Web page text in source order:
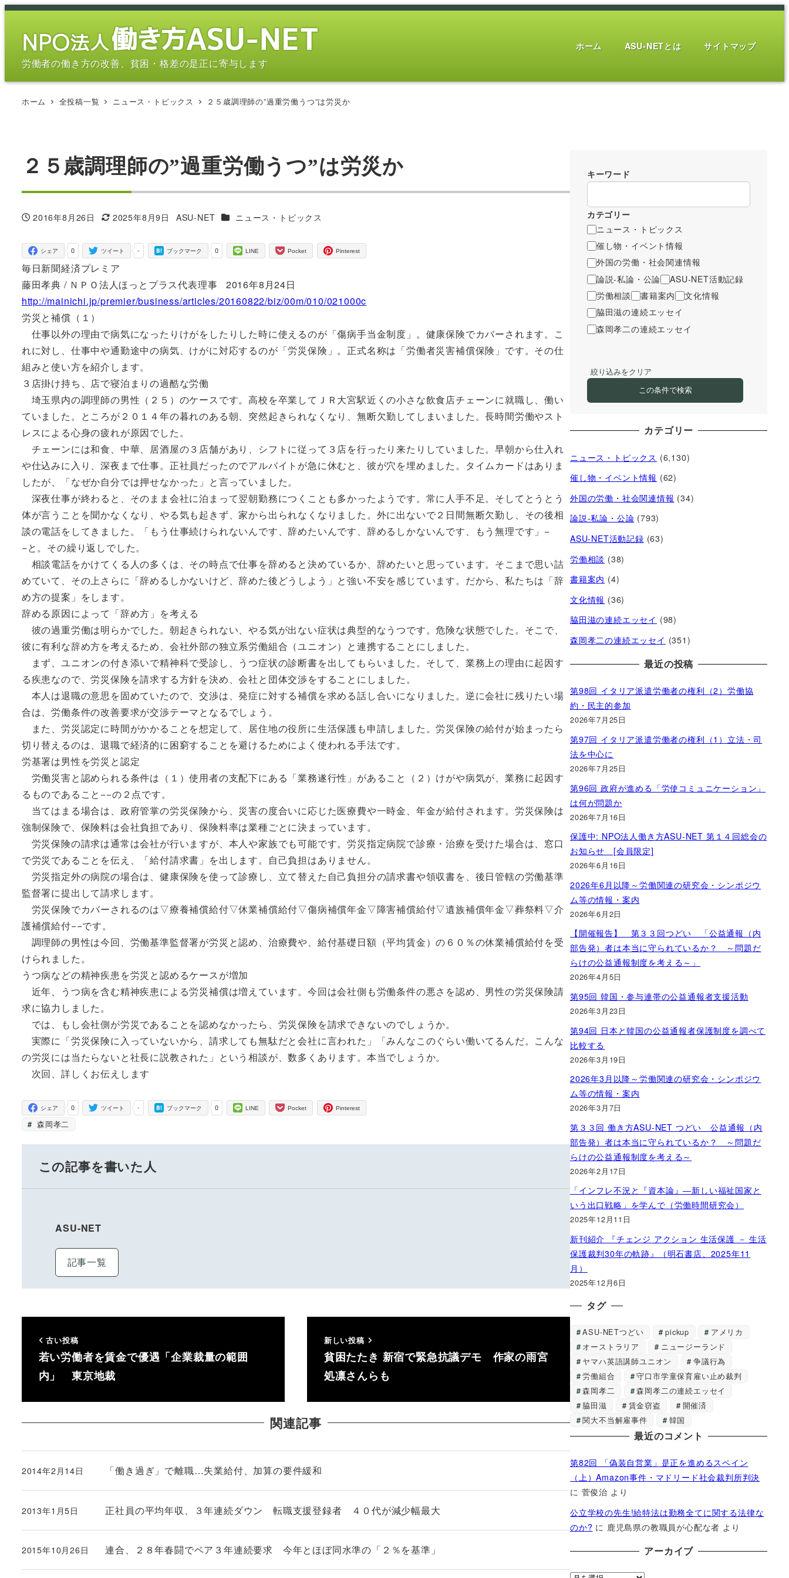
メ
労働者の働き方の改善、貧困・格差の是正に寄与します
ホーム ASU-NETとは サイトマップ
ホーム 全投稿一覧 ニュース・トピックス ２５歳調理師の”過重労働うつ”は労災か
２５歳調理師の”過重労働うつ”は労災か
投稿日
2016年8月26日
更新日
2025年8月9日
著
ASU-NET カテゴリー
ニュース・トピックス
0
シェア -
ツイート 0
ブックマーク LINE Pocket Pinterest
毎日新聞経済プレミア
藤田孝典 / ＮＰＯ法人ほっとプラス代表理事 2016年8月24日
http://mainichi.jp/premier/business/articles/20160822/biz/00m/010/021000c
労災と補償（１）
仕事以外の理由で病気になったりけがをしたりした時に使えるのが「傷病手当金制度」。健康保険でカバーされます。こ
れに対し、仕事中や通勤途中の病気、けがに対応するのが「労災保険」。正式名称は「労働者災害補償保険」です。その仕
組みと使い方を紹介します。
３店掛け持ち、店で寝泊まりの過酷な労働
埼玉県内の調理師の男性（２５）のケースです。高校を卒業してＪＲ大宮駅近くの小さな飲食店チェーンに就職し、働い
ていました。ところが２０１４年の暮れのある朝、突然起きられなくなり、無断欠勤してしまいました。長時間労働やスト
レスによる心身の疲れが原因でした。
チェーンには和食、中華、居酒屋の３店舗があり、シフトに従って３店を行ったり来たりしていました。早朝から仕入れ
や仕込みに入り、深夜まで仕事。正社員だったのでアルバイトが急に休むと、彼が穴を埋めました。タイムカードはありま
したが、「なぜか自分では押せなかった」と言っていました。
深夜仕事が終わると、そのまま会社に泊まって翌朝勤務につくことも多かったようです。常に人手不足。そしてとうとう
体が言うことを聞かなくなり、やる気も起きず、家から出られなくなりました。外に出ないで２日間無断欠勤し、その後相
談の電話をしてきました。「もう仕事続けられないんです、辞めたいんです、辞めるしかないんです、もう無理です」−
−と。その繰り返しでした。
相談電話をかけてくる人の多くは、その時点で仕事を辞めると決めているか、辞めたいと思っています。そこまで思い詰
めていて、その上さらに「辞めるしかないけど、辞めた後どうしよう」と強い不安を感じています。だから、私たちは「辞
め方の提案」をします。
辞める原因によって「辞め方」を考える
彼の過重労働は明らかでした。朝起きられない、やる気が出ない症状は典型的なうつです。危険な状態でした。そこで、
彼に有利な辞め方を考えるため、会社外部の独立系労働組合（ユニオン）と連携することにしました。
まず、ユニオンの付き添いで精神科で受診し、うつ症状の診断書を出してもらいました。そして、業務上の理由に起因す
る疾患なので、労災保険を請求する方針を決め、会社と団体交渉をすることにしました。
本人は退職の意思を固めていたので、交渉は、発症に対する補償を求める話し合いになりました。逆に会社に残りたい場
合は、労働条件の改善要求が交渉テーマとなるでしょう。
また、労災認定に時間がかかることを想定して、居住地の役所に生活保護も申請しました。労災保険の給付が始まったら
切り替えるのは、退職で経済的に困窮することを避けるためによく使われる手法です。
労基署は男性を労災と認定
労働災害と認められる条件は（１）使用者の支配下にある「業務遂行性」があること（２）けがや病気が、業務に起因す
るものであること−−の２点です。
当てはまる場合は、政府管掌の労災保険から、災害の度合いに応じた医療費や一時金、年金が給付されます。労災保険は
強制保険で、保険料は会社負担であり、保険料率は業種ごとに決まっています。
労災保険の請求は通常は会社が行いますが、本人や家族でも可能です。労災指定病院で診療・治療を受けた場合は、窓口
で労災であることを伝え、「給付請求書」を出します。自己負担はありません。
労災指定外の病院の場合は、健康保険を使って診療し、立て替えた自己負担分の請求書や領収書を、後日管轄の労働基準
監督署に提出して請求します。
労災保険でカバーされるのは▽療養補償給付▽休業補償給付▽傷病補償年金▽障害補償給付▽遺族補償年金▽葬祭料▽介
護補償給付−−です。
調理師の男性は今回、労働基準監督署が労災と認め、治療費や、給付基礎日額（平均賃金）の６０％の休業補償給付を受
けられました。
うつ病などの精神疾患を労災と認めるケースが増加
近年、うつ病を含む精神疾患による労災補償は増えています。今回は会社側も労働条件の悪さを認め、男性の労災保険請
求に協力しました。
では、もし会社側が労災であることを認めなかったら、労災保険を請求できないのでしょうか。
実際に「労災保険に入っていないから、請求しても無駄だと会社に言われた」「みんなこのぐらい働いてるんだ。こんな
の労災には当たらないと社長に説教された」という相談が、数多くあります。本当でしょうか。
次回、詳しくお伝えします
0
シェア -
ツイート 0
ブックマーク LINE Pocket Pinterest
森岡孝二
この記事を書いた人
ASU-NET
記事一覧
古い投稿
若い労働者を賃金で優遇「企業裁量の範囲
内」 東京地裁
新しい投稿
貧困たたき 新宿で緊急抗議デモ 作家の雨宮
処凛さんらも
関連記事
「働き過ぎ」で離職…失業給付、加算の要件緩和
投稿日
2014年2月14日
正社員の平均年収、３年連続ダウン 転職支援登録者 ４０代が減少幅最大
投稿日
2013年1月5日
連合、２８年春闘でベア３年連続要求 今年とほぼ同水準の「２％を基準」
投稿日
2015年10月26日
キーワード
カテゴリー
ニュース・トピックス
催し物・イベント情報
外国の労働・社会関連情報
論説-私論・公論
ASU-NET活動記録
労働相談
書籍案内
文化情報
脇田滋の連続エッセイ
森岡孝二の連続エッセイ
絞り込みをクリア
この条件で検索
カテゴリー
ニュース・トピックス (6,130)
催し物・イベント情報 (62)
外国の労働・社会関連情報 (34)
論説-私論・公論 (793)
ASU-NET活動記録 (63)
労働相談 (38)
書籍案内 (4)
文化情報 (36)
脇田滋の連続エッセイ (98)
森岡孝二の連続エッセイ (351)
最近の投稿
第98回 イタリア派遣労働者の権利（2）労働協
約・民主的参加
2026年7月25日
第97回 イタリア派遣労働者の権利（1）立法・司
法を中心に
2026年7月25日
第96回 政府が進める「労使コミュニケーション」
は何が問題か
2026年7月16日
保護中: NPO法人働き方ASU-NET 第１４回総会の
お知らせ [会員限定]
2026年6月16日
2026年6月以降～労働関連の研究会・シンポジウ
ム等の情報・案内
2026年6月2日
【開催報告】 第３３回つどい 「公益通報（内
部告発）者は本当に守られているか？ ～問題だ
らけの公益通報制度を考える～」
2026年4月5日
第95回 韓国・参与連帯の公益通報者支援活動
2026年3月23日
第94回 日本と韓国の公益通報者保護制度を調べて
比較する
2026年3月19日
2026年3月以降～労働関連の研究会・シンポジウ
ム等の情報・案内
2026年3月7日
第３３回 働き方ASU-NET つどい 公益通報（内
部告発）者は本当に守られているか？ ～問題だ
らけの公益通報制度を考える～
2026年2月17日
「インフレ不況と『資本論』―新しい福祉国家と
いう出口戦略」を学んで（労働時間研究会）
2025年12月11日
新刊紹介 『チェンジ アクション 生活保護 － 生活
保護裁判30年の軌跡』（明石書店、2025年11
月）
2025年12月6日
タグ
ASU-NETつどい pickup
アメリカ
オーストラリア
ニュージーランド
ヤマハ英語講師ユニオン
争議行為
労働組合
守口市学童保育雇い止め裁判
森岡孝二
森岡孝二の連続エッセイ
脇田滋
賃金窃盗
開催済
関大不当解雇事件
韓国
最近のコメント
第82回 「偽装自営業」是正を進めるスペイン
（上）Amazon事件・マドリード社会裁判所判決
に 菅俊治 より
公立学校の先生!給特法は勤務全てに関する法律な
のか? に 鹿児島県の教職員が心配な者 より
アーカイブ